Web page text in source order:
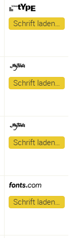
Schrift laden…
Schrift laden…
Schrift laden…
Schrift laden…